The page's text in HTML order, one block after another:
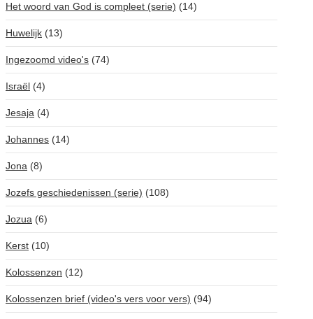
Het woord van God is compleet (serie) (14)
Huwelijk (13)
Ingezoomd video's (74)
Israël (4)
Jesaja (4)
Johannes (14)
Jona (8)
Jozefs geschiedenissen (serie) (108)
Jozua (6)
Kerst (10)
Kolossenzen (12)
Kolossenzen brief (video's vers voor vers) (94)